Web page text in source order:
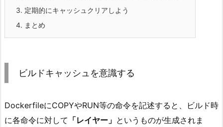
3. 定期的にキャッシュクリアしよう
4. まとめ
ビルドキャッシュを意識する
DockerfileにCOPYやRUN等の命令を記述すると、ビルド時
に各命令に対して 「レイヤー」 というものが生成されま